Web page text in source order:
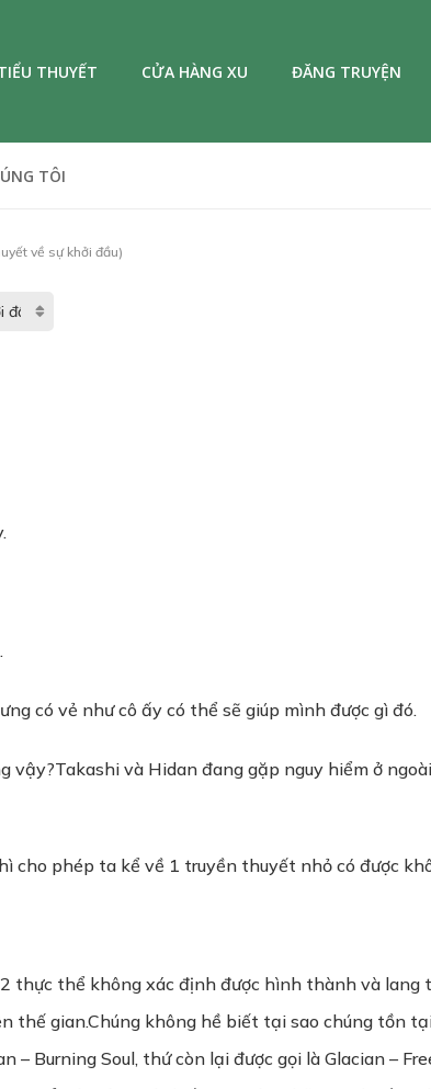
THUYẾT CỬA HÀNG XU ĐĂNG TRUYỆN
TÔI
về sự khởi đầu)
có vẻ như cô ấy có thể sẽ giúp mình được gì đó.
vậy?Takashi và Hidan đang gặp nguy hiểm ở
cho phép ta kể về 1 truyền thuyết nhỏ có được
thực thể không xác định được hình thành và lang
gian.Chúng không hề biết tại sao chúng tồn
Burning Soul, thứ còn lại được gọi là Glacian –